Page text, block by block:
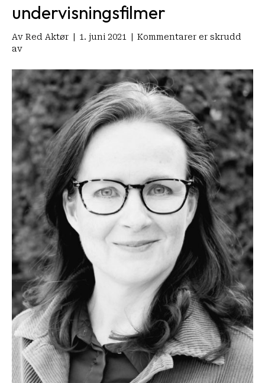
undervisningsfilmer
Av Red Aktør 1. juni 2021
Kommentarer er skrudd
avfor
gi
leger
mer
kompetanse
i
å
møte
utsatte
med
undervisningsfilmer